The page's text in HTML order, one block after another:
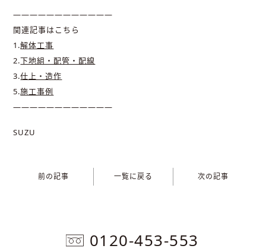
————————————
関連記事はこちら
1.解体工事
2.下地組・配管・配線
3.仕上・造作
5.施工事例
————————————
SUZU
前の記事 一覧に戻る 次の記事
0120-453-553